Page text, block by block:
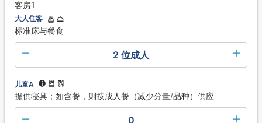
客房1
大人住客
标准床与餐食
2 位成人
儿童A
提供寝具；如含餐，则按成人餐（减少分量/品种）供应
0